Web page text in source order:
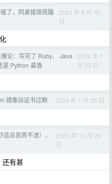
了，同桌搖頭晃腦
2024 年 8 月 30
日
论：写完了 Ruby、 Java
是 Python 最香
2024 年 7
月 23 日
镜像站证书过期 2024 年 1 月 25 日
适且音质不渣），
2023 年 12 月 28
日
还有甚